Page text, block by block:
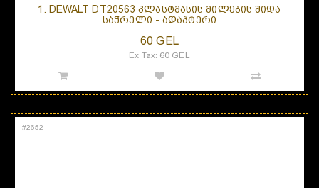
1. DEWALT DT20563 ᲞᲚᲐᲡᲢᲛᲐᲡᲘᲡ ᲛᲘᲚᲔᲑᲘᲡ ᲨᲘᲓᲐ
ᲡᲐᲭᲠᲔᲚᲘ - ᲐᲓᲐᲞᲢᲔᲠᲘ
60 GEL
Ex Tax: 60 GEL
#2652